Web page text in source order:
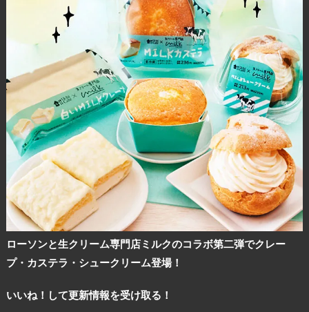
ローソンと生クリーム専門店ミルクのコラボ第二弾でクレー
プ・カステラ・シュークリーム登場！
いいね！して更新情報を受け取る！